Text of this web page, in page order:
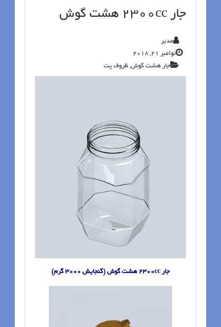
جار 2300cc هشت گوش
مدیر
نوامبر 21, 2018
جار هشت گوش, ظروف پت‬‎
جار 2300cc هشت گوش (گنجایش 3000 گرم)